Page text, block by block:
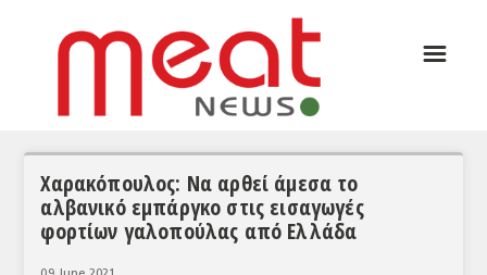
ΣΥΝΕΝΤΕΥΞΕΙΣ
☰
Χαρακόπουλος: Να αρθεί άμεσα το
αλβανικό εμπάργκο στις εισαγωγές
φορτίων γαλοπούλας από Ελλάδα